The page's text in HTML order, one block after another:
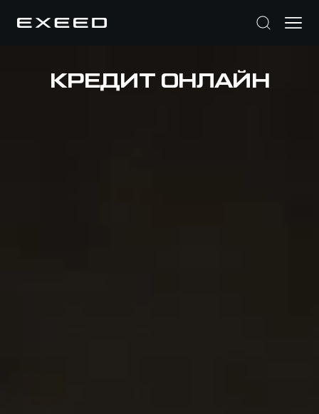
КРЕДИТ ОНЛАЙН